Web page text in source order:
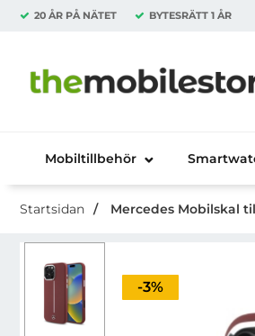
20 ÅR PÅ NÄTET BYTESRÄTT 1 ÅR
Startsidan för
Mobiltillbehör
Startsidan Mercedes Mobilskal
Priset är
-3%